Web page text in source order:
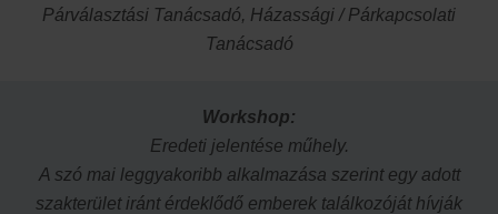
Párválasztási Tanácsadó, Házassági / Párkapcsolati
Tanácsadó
Workshop:
Eredeti jelentése műhely.
A szó mai leggyakoribb alkalmazása szerint egy adott
szakterület iránt érdeklődő emberek találkozóját hívják